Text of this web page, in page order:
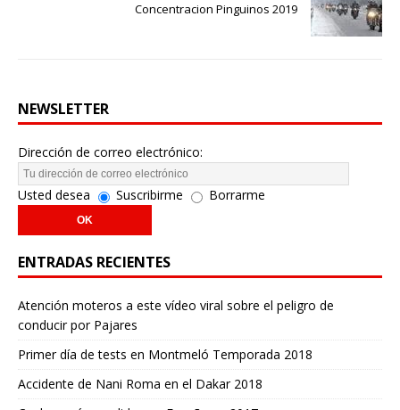
Concentracion Pinguinos 2019
NEWSLETTER
Dirección de correo electrónico:
Usted desea Suscribirme Borrarme
ENTRADAS RECIENTES
Atención moteros a este vídeo viral sobre el peligro de
conducir por Pajares
Primer día de tests en Montmeló Temporada 2018
Accidente de Nani Roma en el Dakar 2018